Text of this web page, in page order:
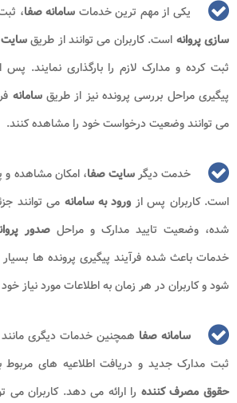
یکی از مهم ترین خدمات سامانه صفا،
سازی پروانه است. کاربران می توانند از طریق
ثبت کرده و مدارک لازم را بارگذاری نمایند.
پیگیری مراحل بررسی پرونده نیز از طریقسامانه
می توانند وضعیت درخواست خود را مشاهده کنند.
خدمت دیگرسایت صفا، امکان مشاهده و
است. کاربران پس از ورود به سامانه می توانند
شده، وضعیت تایید مدارک و مراحل صدور
خدمات باعث شده فرآیند پیگیری پرونده ها
شود و کاربران در هر زمان به اطلاعات مورد نیاز
سامانه صفا همچنین خدمات دیگری مانند
ثبت مدارک جدید و دریافت اطلاعیه های مربوط
حقوق مصرف کننده را ارائه می دهد. کاربران می